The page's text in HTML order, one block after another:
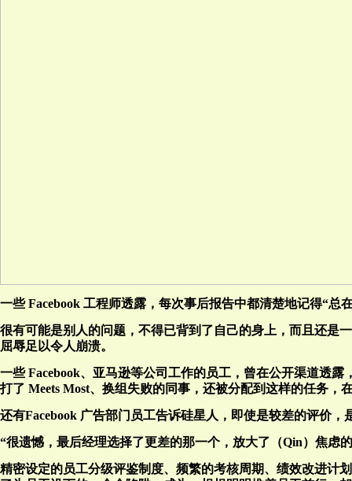
一些 Facebook 工程师透露，每次事后报告中都清楚地记得“总
很有可能是别人的问题，不得已背到了自己的身上，而且还
屈辱足以令人崩溃。
一些 Facebook、亚马逊等公司工作的员工，曾在公开渠道透
打了 Meets Most、换组失败的同事，还被分配到这样的任务，
还有Facebook 广告部门员工告诉硅星人，即使是较差的评价
“很遗憾，最后经理选择了更差的那一个，放大了（Qin）焦虑
精密设定的员工分级评鉴制度、频繁的考核周期、绩效改进